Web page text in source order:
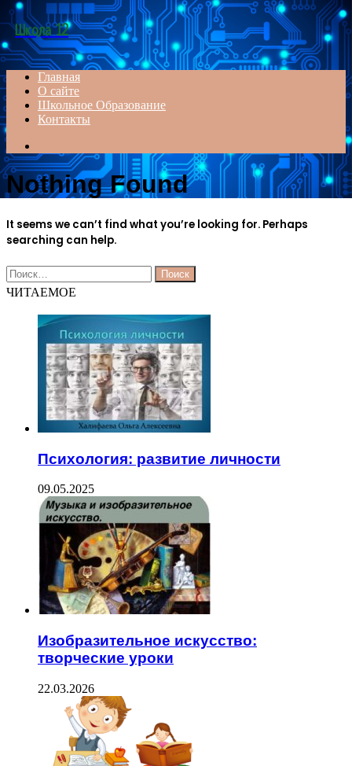
Menu
Школа 12
Главная
О сайте
Школьное Образование
Контакты
for
Nothing Found
It seems we can’t find what you’re looking for. Perhaps
searching can help.
Найти:
ЧИТАЕМОЕ
Психология: развитие личности
09.05.2025
Изобразительное искусство:
творческие уроки
22.03.2026